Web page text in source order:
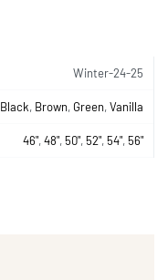
Winter-24-25
Black, Brown, Green,Vanilla
46",48",50",52",54",56"